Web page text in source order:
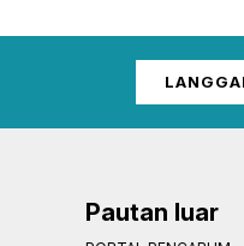
Pautan luar